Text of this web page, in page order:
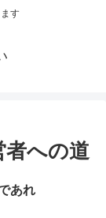
す
者への道
あれ